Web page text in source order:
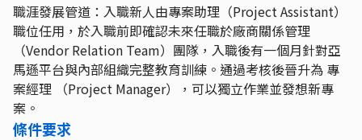
職涯發展管道：入職新人由專案助理（Project Assistant）
職位任用，於入職前即確認未來任職於廠商關係管理
（Vendor Relation Team）團隊，入職後有一個月針對亞
馬遜平台與內部組織完整教育訓練。通過考核後晉升為 專
案經理 （Project Manager），可以獨立作業並發想新專
案。
條件要求